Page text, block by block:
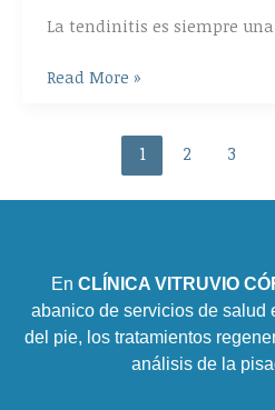
La tendinitis es siempre una
y
Read More »
1 2 3
En CLÍNICA VITRUVIO
abanico de servicios de salud
del pie, los tratamientos
análisis de la